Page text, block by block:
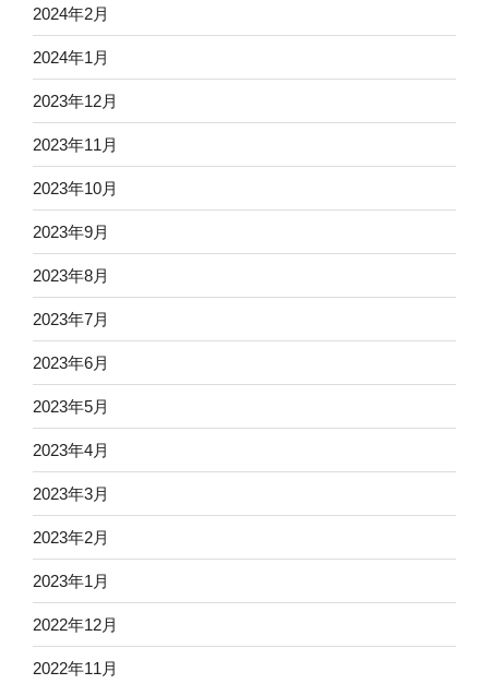
2024年2月
2024年1月
2023年12月
2023年11月
2023年10月
2023年9月
2023年8月
2023年7月
2023年6月
2023年5月
2023年4月
2023年3月
2023年2月
2023年1月
2022年12月
2022年11月